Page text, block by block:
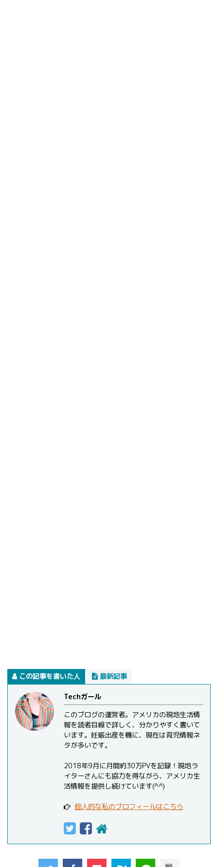
この記事を書いた人 最新記事
Techガール
このブログの運営者。アメリカの現地生活情
報を読者目線で詳しく、分かりやすく書いて
います。妊娠出産を機に、現在は育児情報ネ
タが多いです。
2018年9月に月間約30万PVを記録！現地ラ
イターさんにも協力を得ながら、アメリカ生
活情報を提供し続けています(^^)
個人的な私のプロフィールはこちら